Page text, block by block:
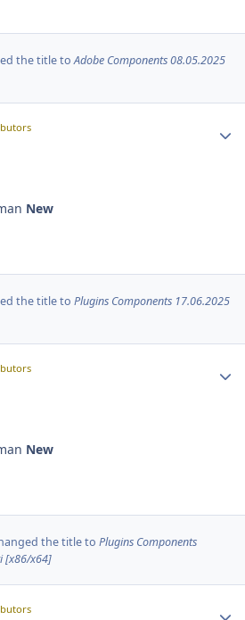
the title toAdobe Components 08.05.2025
New
the title to Plugins Components 17.06.2025
New
the title to Plugins Components
[x86/x64]